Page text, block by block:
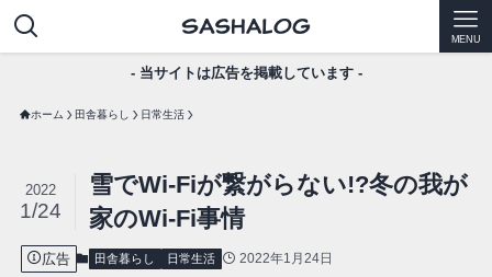
MENU
- 当サイトは広告を掲載しています -
ホーム 田舎暮らし 日常生活
雪でWi-Fiが繋がらない!?冬の我が
家のWi-Fi事情
2022
1/24
広告 田舎暮らし 日常生活 2022年1月24日